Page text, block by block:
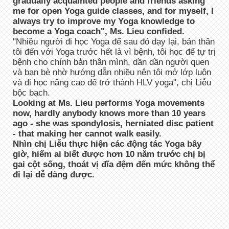
me for open Yoga guide classes, and for myself, I
always try to improve my Yoga knowledge to
become a Yoga coach", Ms. Lieu confided.
"Nhiều người đi học Yoga để sau đó dạy lại, bản thân
tôi đến với Yoga trước hết là vì bệnh, tôi học để tự trị
bệnh cho chính bản thân mình, dần dần người quen
và bạn bè nhờ hướng dẫn nhiều nên tôi mở lớp luôn
và đi học nâng cao để trở thành HLV yoga", chị Liễu
bộc bạch.
Looking at Ms. Lieu performs Yoga movements
now, hardly anybody knows more than 10 years
ago - she was spondylosis, herniated disc patient
- that making her cannot walk easily.
Nhìn chị Liễu thực hiện các động tác Yoga bây
giờ, hiếm ai biết được hơn 10 năm trước chị bị
gai cột sống, thoát vị đĩa đệm đến mức không thể
đi lại dễ dàng được.